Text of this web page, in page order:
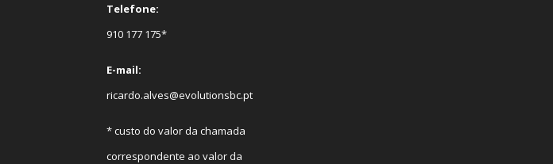
Telefone:
910 177 175*
E-mail:
ricardo.alves@evolutionsbc.pt
* custo do valor da chamada
correspondente ao valor da